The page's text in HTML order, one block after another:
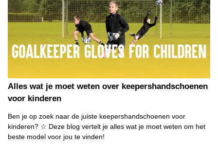
Alles wat je moet weten over keepershandschoenen
voor kinderen
Ben je op zoek naar de juiste keepershandschoenen voor
kinderen? ☆ Deze blog vertelt je alles wat je moet weten om het
beste model voor jou te vinden!